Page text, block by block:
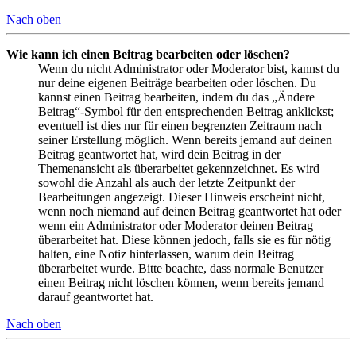
Nach oben
Wie kann ich einen Beitrag bearbeiten oder löschen?
Wenn du nicht Administrator oder Moderator bist, kannst du
nur deine eigenen Beiträge bearbeiten oder löschen. Du
kannst einen Beitrag bearbeiten, indem du das „Ändere
Beitrag“-Symbol für den entsprechenden Beitrag anklickst;
eventuell ist dies nur für einen begrenzten Zeitraum nach
seiner Erstellung möglich. Wenn bereits jemand auf deinen
Beitrag geantwortet hat, wird dein Beitrag in der
Themenansicht als überarbeitet gekennzeichnet. Es wird
sowohl die Anzahl als auch der letzte Zeitpunkt der
Bearbeitungen angezeigt. Dieser Hinweis erscheint nicht,
wenn noch niemand auf deinen Beitrag geantwortet hat oder
wenn ein Administrator oder Moderator deinen Beitrag
überarbeitet hat. Diese können jedoch, falls sie es für nötig
halten, eine Notiz hinterlassen, warum dein Beitrag
überarbeitet wurde. Bitte beachte, dass normale Benutzer
einen Beitrag nicht löschen können, wenn bereits jemand
darauf geantwortet hat.
Nach oben